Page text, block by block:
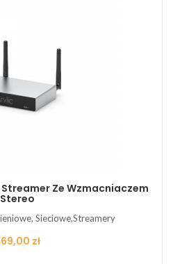
Ze Wzmacniaczem
Stereo
Sieciowe,Streamery
zł